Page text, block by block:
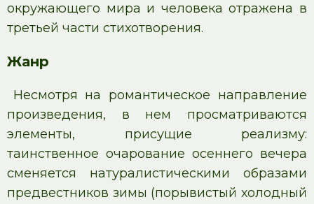
окружающего мира и человека отражена в
третьей части стихотворения.
Жанр
Несмотря на романтическое направление
произведения, в нем просматриваются
элементы, присущие реализму:
таинственное очарование осеннего вечера
сменяется натуралистическими образами
предвестников зимы (порывистый холодный